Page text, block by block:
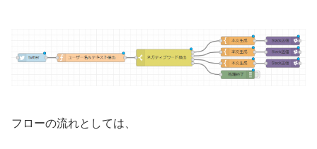
フローの流れとしては、